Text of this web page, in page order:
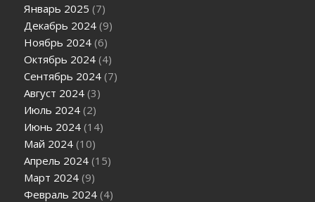
Январь 2025 (7)
Декабрь 2024 (9)
Ноябрь 2024 (6)
Октябрь 2024 (4)
Сентябрь 2024 (7)
Август 2024 (3)
Июль 2024 (2)
Июнь 2024 (14)
Май 2024 (10)
Апрель 2024 (15)
Март 2024 (9)
Февраль 2024 (4)